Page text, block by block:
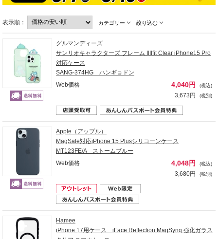
表示順： カテゴリー 絞り込む
グルマンディーズ
サンリオキャラクターズ フレーム IIIIfit Clear iPhone15 Pro
対応ケース
SANG-374HG ハンギョドン
Web価格
4,040円 (税込)
3,673円 (税別)
Apple（アップル）
MagSafe対応iPhone 15 Plusシリコーンケース
MT123FE/A ストームブルー
Web価格
4,048円 (税込)
3,680円 (税別)
Hamee
iPhone 17用ケース iFace Reflection MagSynq 強化ガラス